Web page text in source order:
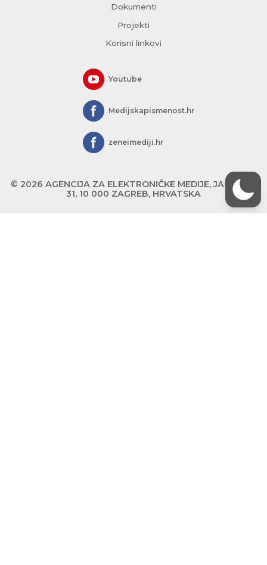
Dokumenti
Projekti
Korisni linkovi
Youtube
Medijskapismenost.hr
zeneimediji.hr
© 2026 AGENCIJA ZA ELEKTRONIČKE MEDIJE, JAGIĆEVA
31, 10 000 ZAGREB, HRVATSKA